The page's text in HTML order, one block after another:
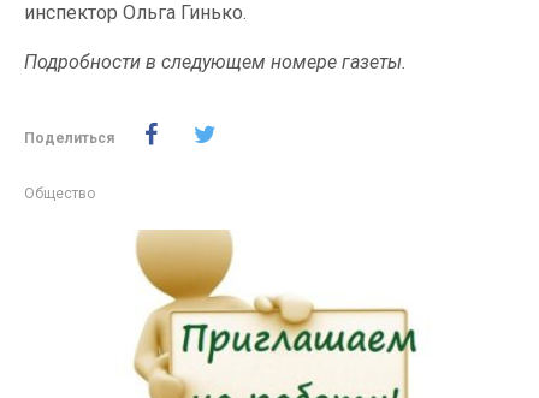
инспектор Ольга Гинько.
Подробности в следующем номере газеты.
Поделиться
Общество